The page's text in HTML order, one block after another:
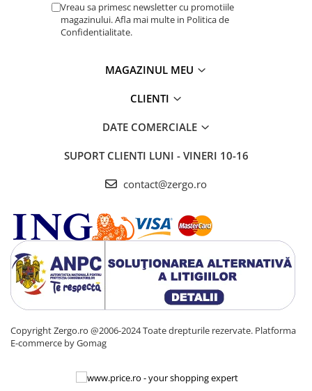
Vreau sa primesc newsletter cu promotiile
magazinului. Afla mai multe in Politica de
Confidentialitate.
MAGAZINUL MEU
CLIENTI
DATE COMERCIALE
SUPORT CLIENTI LUNI - VINERI 10-16
contact@zergo.ro
Copyright Zergo.ro @2006-2024 Toate drepturile rezervate. Platforma
E-commerce by Gomag